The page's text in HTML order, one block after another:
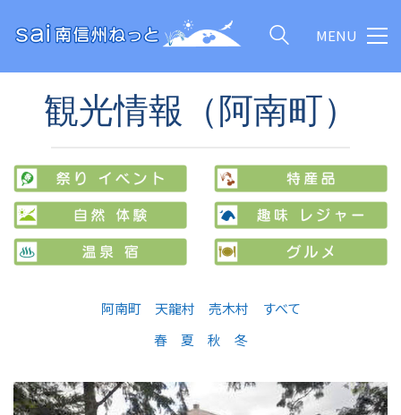
MENU
観光情報（阿南町）
阿南町 天龍村 売木村
すべて
春
夏 秋 冬